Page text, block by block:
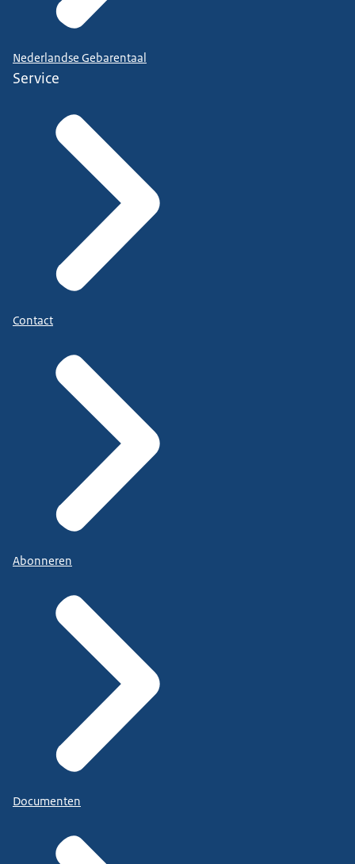
Nederlandse Gebarentaal
Service
Contact
Abonneren
Documenten